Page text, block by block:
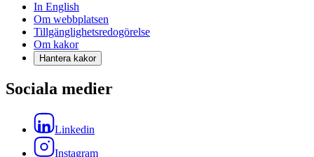
In English
Om webbplatsen
Tillgänglighetsredogörelse
Om kakor
Hantera kakor
Sociala medier
Linkedin
Instagram